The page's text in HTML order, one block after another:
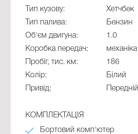
Тип кузову:
Хетчбек
Тип палива:
Бензин
Об'єм двигуна:
1.0
Коробка передач:
механіка
Пробіг, тис. км:
186
Колір:
Білий
Привід:
Передній
КОМПЛЕКТАЦІЯ
Бортовий комп'ютер